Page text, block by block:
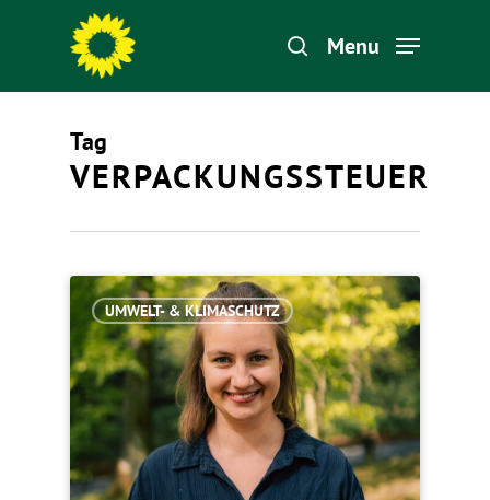
Hit enter to search or ESC to close
Menu
Tag
VERPACKUNGSSTEUER
UMWELT- & KLIMASCHUTZ